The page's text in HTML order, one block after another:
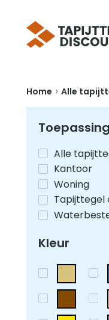
Home › Alle
Toepassing
Alle
Kantoor
Woning
Tapijttegel
Kleur